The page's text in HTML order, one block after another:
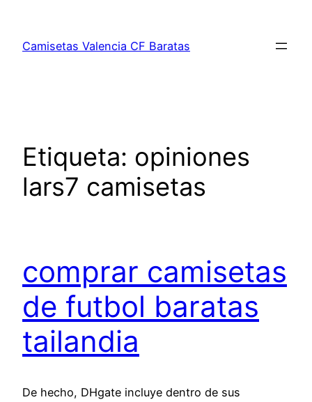
contenido
Camisetas Valencia CF Baratas
Etiqueta: opiniones
lars7 camisetas
comprar camisetas
de futbol baratas
tailandia
De hecho, DHgate incluye dentro de sus